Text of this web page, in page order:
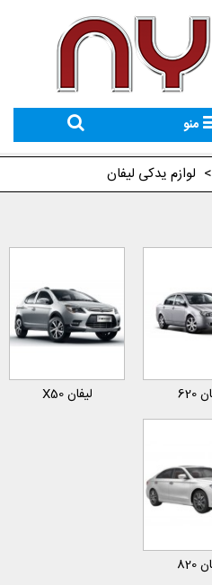
منو
> لوازم یدکی لیفان
620 لیفان X50